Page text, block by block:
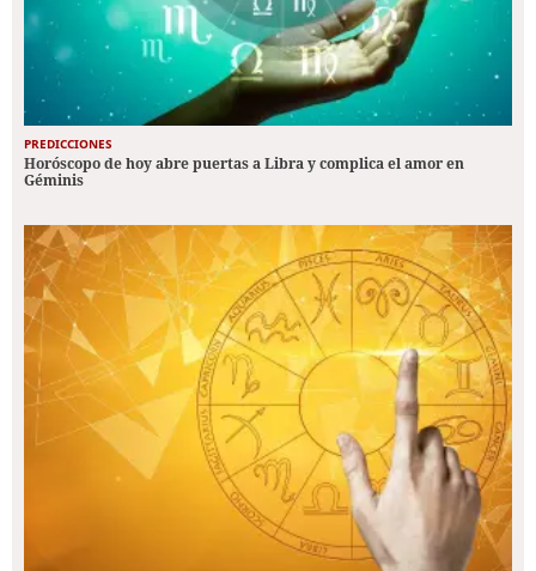
PREDICCIONES
Horóscopo de hoy abre puertas a Libra y complica el amor en
Géminis